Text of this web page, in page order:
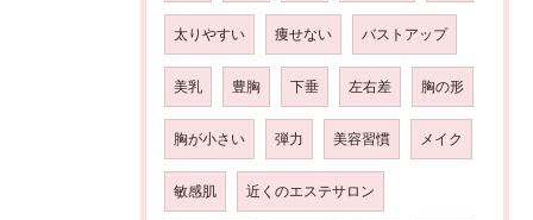
太りやすい 痩せない バストアップ
美乳 豊胸 下垂 左右差 胸の形
胸が小さい 弾力 美容習慣 メイク
敏感肌 近くのエステサロン